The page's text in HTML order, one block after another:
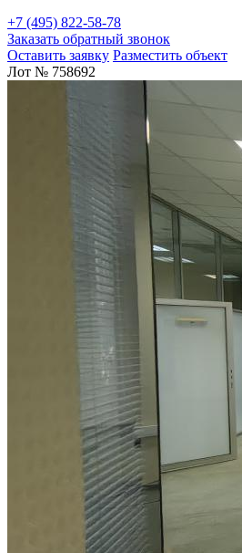
+7 (495) 822-58-78
Заказать обратный звонок
Оставить заявку Разместить объект
Лот № 758692